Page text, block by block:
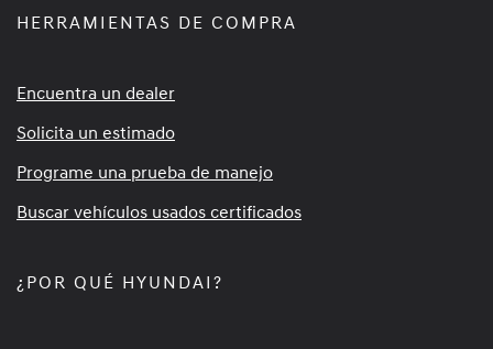
HERRAMIENTAS DE COMPRA
Encuentra un dealer
Solicita un estimado
Programe una prueba de manejo
Buscar vehículos usados certificados
¿POR QUÉ HYUNDAI?